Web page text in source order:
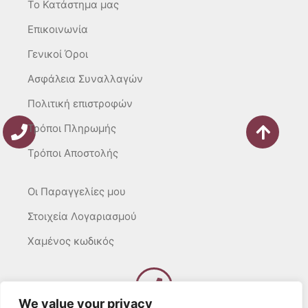
We value your privacy
To Κατάστημα μας
Επικοινωνία
Γενικοί Όροι
Ασφάλεια Συναλλαγών
Πολιτική επιστροφών
Τρόποι Πληρωμής
Τρόποι Αποστολής
Οι Παραγγελίες μου
Στοιχεία Λογαριασμού
Χαμένος κωδικός